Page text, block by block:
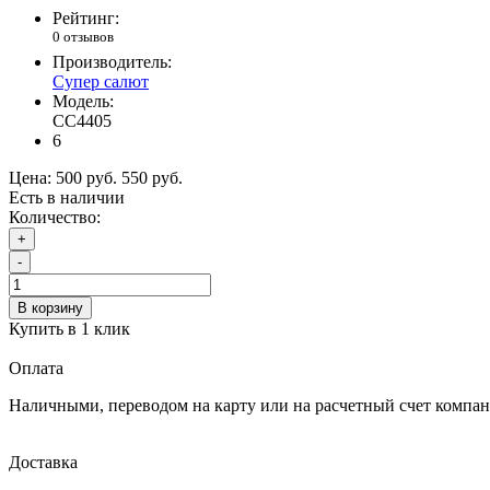
Рейтинг:
0 отзывов
Производитель:
Супер салют
Модель:
СС4405
6
Цена: 500 руб. 550 руб.
Есть в наличии
Количество:
+
-
В корзину
Купить в 1 клик
Оплата
Наличными, переводом на карту или на расчетный счет
Доставка